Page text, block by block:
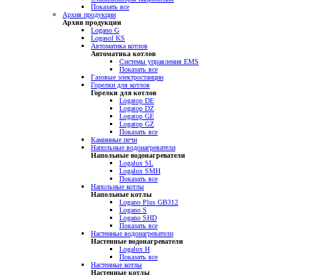
Показать все
Архив продукции
Архив продукции
Logano G
Logasol KS
Автоматика котлов
Автоматика котлов
Системы управления EMS
Показать все
Газовые электростанции
Горелки для котлов
Горелки для котлов
Logatop DE
Logatop DZ
Logatop GE
Logatop GZ
Показать все
Каминные печи
Напольные водонагреватели
Напольные водонагреватели
Logalux SL
Logalux SMH
Показать все
Напольные котлы
Напольные котлы
Logano Plus GB312
Logano S
Logano SHD
Показать все
Настенные водонагреватели
Настенные водонагреватели
Logalux H
Показать все
Настенные котлы
Настенные котлы